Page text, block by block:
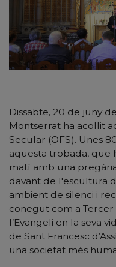
Reserves
Dissabte, 20 de juny
Montserrat ha acollit
Secular (OFS). Unes
aquesta trobada, que
matí amb una
davant de l'escultura
ambient de silenci i
conegut com a Tercer
l’Evangeli en la seva
de Sant Francesc
una societat més